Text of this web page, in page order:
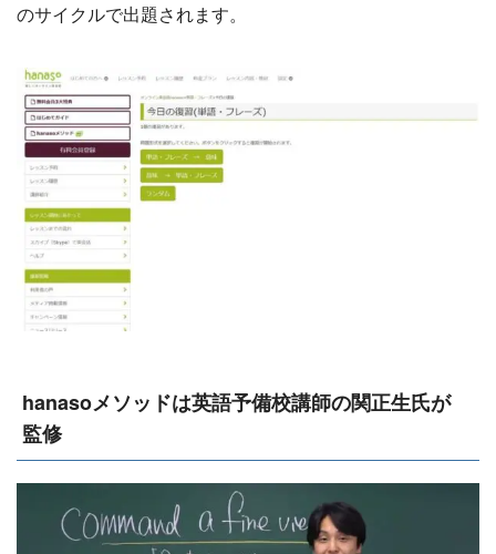
のサイクルで出題されます。
hanasoメソッドは英語予備校講師の関正生氏が
監修